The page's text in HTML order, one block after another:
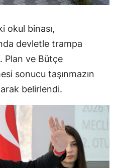
okul binası,
devletle trampa
Plan ve Bütçe
sonucu taşınmazın
belirlendi.